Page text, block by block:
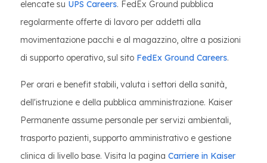
elencate su UPS Careers. FedEx Ground pubblica
regolarmente offerte di lavoro per addetti alla
movimentazione pacchi e al magazzino, oltre a posizioni
di supporto operativo, sul sito FedEx Ground Careers.
Per orari e benefit stabili, valuta i settori della sanità,
dell'istruzione e della pubblica amministrazione. Kaiser
Permanente assume personale per servizi ambientali,
trasporto pazienti, supporto amministrativo e gestione
clinica di livello base. Visita la pagina Carriere in Kaiser